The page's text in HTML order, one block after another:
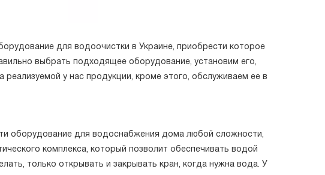
для водоочистки в Украине, приобрести которое
выбрать подходящее оборудование, установим его,
у нас продукции, кроме этого, обслуживаем ее в
оборудование для водоснабжения дома любой сложности,
комплекса, который позволит обеспечивать водой
только открывать и закрывать кран, когда нужна вода. У